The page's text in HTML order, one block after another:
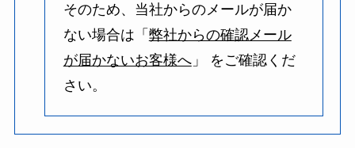
そのため、当社からのメールが届か
ない場合は「 弊社からの確認メール
が届かないお客様へ」 をご確認くだ
さい。